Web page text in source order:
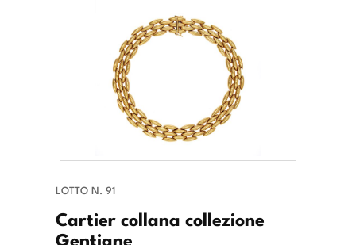
LOTTO N. 91
Cartier collana collezione
Gentiane